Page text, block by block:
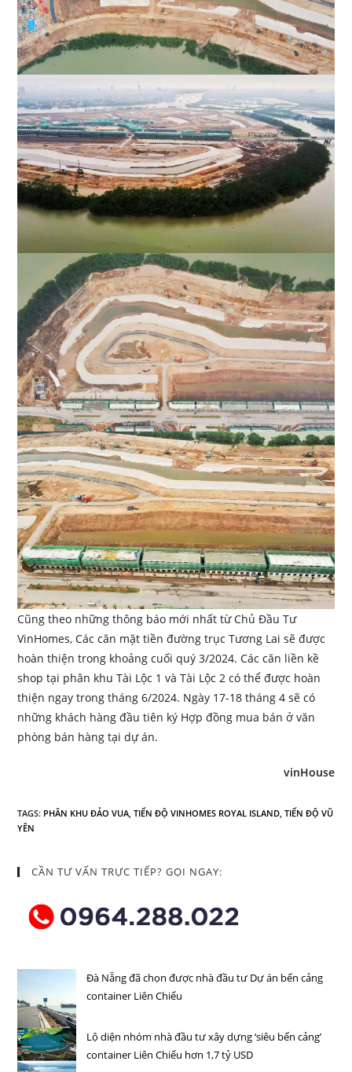
Cũng theo những thông báo mới nhất từ Chủ Đầu Tư
VinHomes, Các căn mặt tiền đường trục Tương Lai sẽ được
hoàn thiện trong khoảng cuối quý 3/2024. Các căn liền kề
shop tại phân khu Tài Lộc 1 và Tài Lộc 2 có thể được hoàn
thiện ngay trong tháng 6/2024. Ngày 17-18 tháng 4 sẽ có
những khách hàng đầu tiên ký Hợp đồng mua bán ở văn
phòng bán hàng tại dự án.
vinHouse
TAGS: PHÂN KHU ĐẢO VUA, TIẾN ĐỘ VINHOMES ROYAL ISLAND, TIẾN ĐỘ VŨ
YÊN
CẦN TƯ VẤN TRỰC TIẾP? GỌI NGAY:
Đà Nẵng đã chọn được nhà đầu tư Dự án bến cảng
container Liên Chiểu
Lộ diện nhóm nhà đầu tư xây dựng ‘siêu bến cảng’
container Liên Chiểu hơn 1,7 tỷ USD